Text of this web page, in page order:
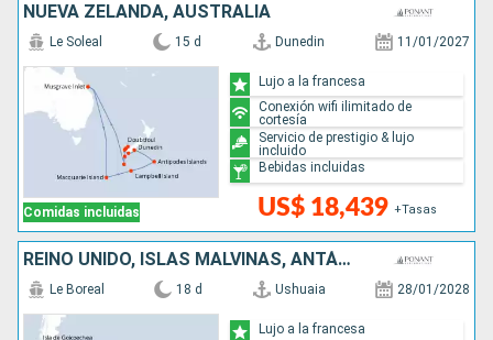
NUEVA ZELANDA, AUSTRALIA
Comidas incluidas
Le Soleal 15 d Dunedin 11/01/2027
US$ 18,439 +Tasas
Lujo a la francesa
Conexión wifi ilimitado de
cortesía
Servicio de prestigio & lujo
incluido
Bebidas incluidas
REINO UNIDO, ISLAS MALVINAS, ANTÁRTICO, ARGENTINA
Le Boreal 18 d Ushuaia 28/01/2028
Lujo a la francesa